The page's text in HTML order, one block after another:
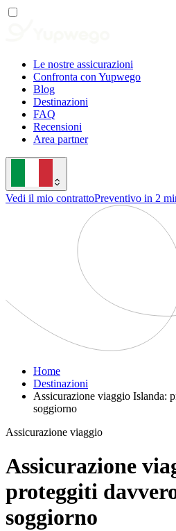
Le nostre assicurazioni
Confronta con Yupwego
Blog
Destinazioni
FAQ
Recensioni
Area partner
Vedi il mio contrattoPreventivo in 2
Home
Destinazioni
Assicurazione viaggio Islanda:
soggiorno
Assicurazione viaggio
Assicurazione
proteggiti
soggiorno